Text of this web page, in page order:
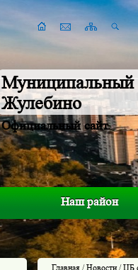
Муниципальный
Жулебино
Официальный сайт
Наш район
Главная /Новости/ ЦБ